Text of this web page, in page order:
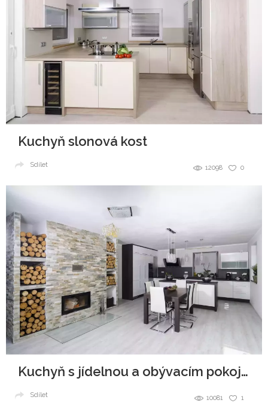
Kuchyň slonová kost
0
12098
Sdílet
Kuchyň s jídelnou a obývacím pokojem
1
10081
Sdílet